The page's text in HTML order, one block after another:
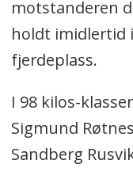
motstanderen
holdt imidlertid
fjerdeplass.
I 98 kilos-
Sigmund
Sandberg